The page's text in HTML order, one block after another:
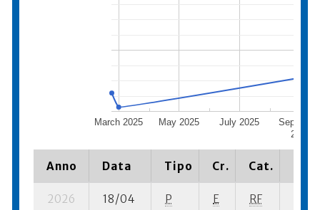
March 2025 May 2025 July 2025
2025
Anno Data Tipo Cr. Cat.
2026 18/04 P E RF